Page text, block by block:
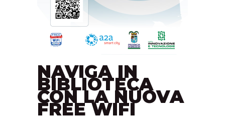
NAVIGA IN
BIBLIOTECA
CON LA NUOVA
FREE WIFI